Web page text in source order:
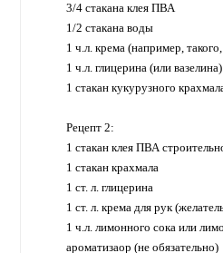
3/4 стакана клея ПВА
1/2 стакана воды
1 ч.л. крема (например,
1 ч.л. глицерина (или вазелина)
1 стакан кукурузного
Рецепт 2:
1 стакан клея ПВА
1 стакан крахмала
1 ст. л. глицерина
1 ст. л. крема для рук
1 ч.л. лимонного сока или
ароматизаор (не обязательно)